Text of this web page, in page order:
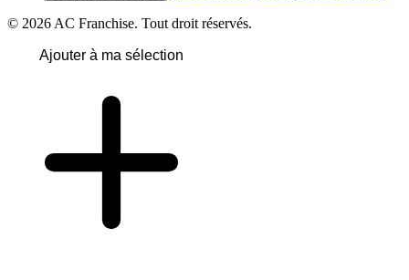
© 2026 AC Franchise. Tout droit réservés.
Ajouter à ma sélection